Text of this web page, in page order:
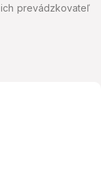
prevádzkovateľ